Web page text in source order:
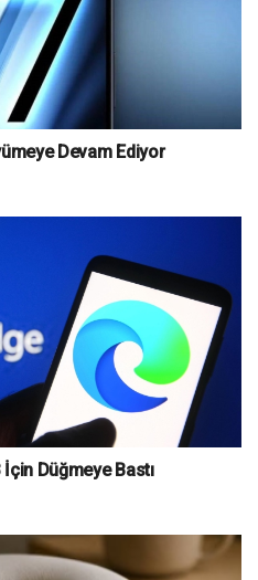
Devam Ediyor
Düğmeye Bastı